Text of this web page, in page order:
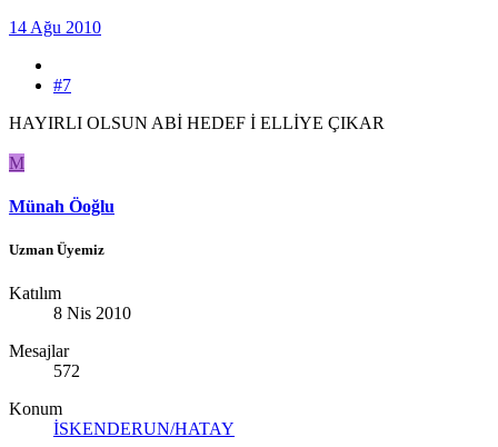
14 Ağu 2010
#7
HAYIRLI OLSUN ABİ HEDEF İ ELLİYE ÇIKAR
M
Münah Öoğlu
Uzman Üyemiz
Katılım
8 Nis 2010
Mesajlar
572
Konum
İSKENDERUN/HATAY